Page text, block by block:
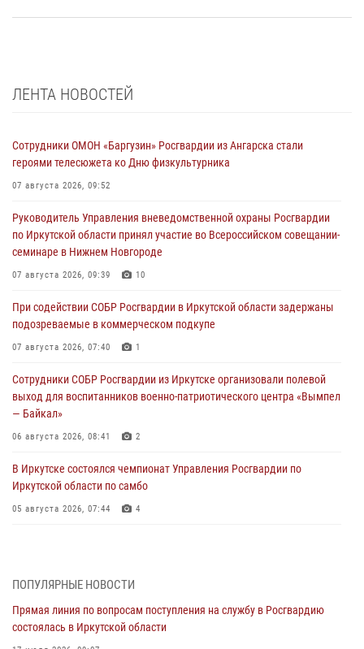
ЛЕНТА НОВОСТЕЙ
Сотрудники ОМОН «Баргузин» Росгвардии из Ангарска стали
героями телесюжета ко Дню физкультурника
07 августа 2026, 09:52
Руководитель Управления вневедомственной охраны Росгвардии
по Иркутской области принял участие во Всероссийском совещании-
семинаре в Нижнем Новгороде
07 августа 2026, 09:39 10
При содействии СОБР Росгвардии в Иркутской области задержаны
подозреваемые в коммерческом подкупе
07 августа 2026, 07:40 1
Сотрудники СОБР Росгвардии из Иркутске организовали полевой
выход для воспитанников военно-патриотического центра «Вымпел
— Байкал»
06 августа 2026, 08:41 2
В Иркутске состоялся чемпионат Управления Росгвардии по
Иркутской области по самбо
05 августа 2026, 07:44 4
04 августа 2026, 07:14 3
Росгвардейцы потушили загоревшийся автомобиль в Иркутске
03 августа 2026, 04:55
ПОПУЛЯРНЫЕ НОВОСТИ
Прямая линия по вопросам поступления на службу в Росгвардию
состоялась в Иркутской области